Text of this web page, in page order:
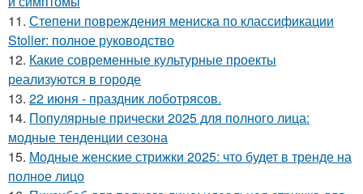
11. Степени повреждения мениска по классификации
Stoller: полное руководство
12. Какие современные культурные проекты
реализуются в городе
13. 22 июня - праздник лоботрясов.
14. Популярные прически 2025 для полного лица:
модные тенденции сезона
15. Модные женские стрижки 2025: что будет в тренде на
полное лицо